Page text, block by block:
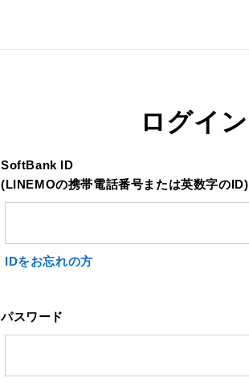
ログイン
SoftBank ID
(LINEMOの携帯電話番号または英数字のID)
IDをお忘れの方
パスワード